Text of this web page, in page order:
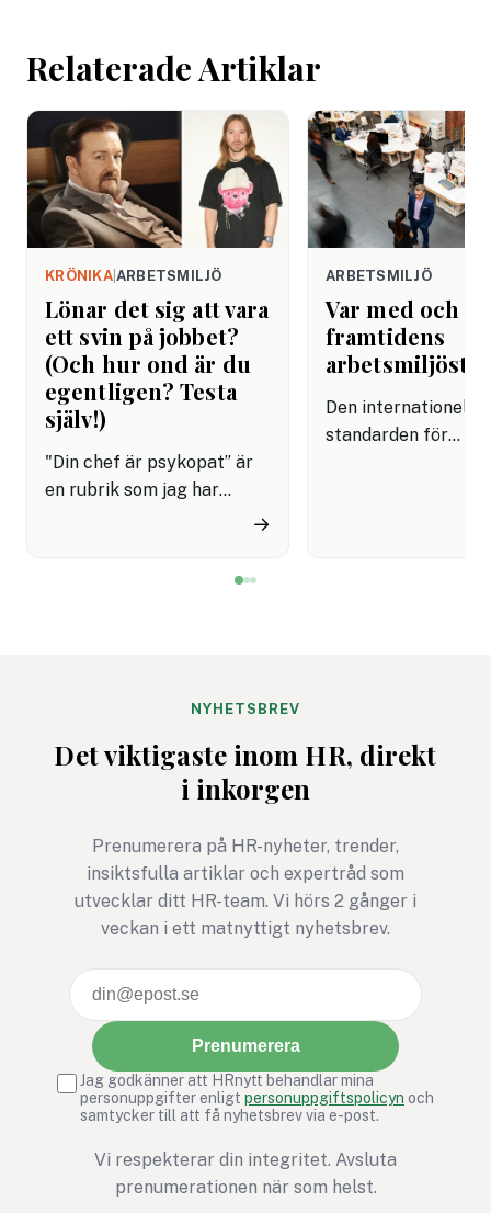
Relaterade Artiklar
KRÖNIKA| ARBETSMILJÖ
Lönar det sig att vara
ett svin på jobbet?
(Och hur ond är du
egentligen? Testa
själv!)
"Din chef är psykopat” är
en rubrik som jag har
har jag bildsatt den med
Cards”. Han är den ultimata
beteendevetare kallar
”Den mörka triaden” –
människans tre mest
destruktiva drag:
narcissism, psykopati och
machiavellianism (en
attityd).
→
ARBETSMILJÖ
Var med och
framtidens
Den internationella
standarden för
över.
NYHETSBREV
Det viktigaste inom HR, direkt
i inkorgen
Prenumerera på HR-nyheter, trender,
insiktsfulla artiklar och expertråd som
utvecklar ditt HR-team. Vi hörs 2 gånger i
veckan i ett matnyttigt nyhetsbrev.
Prenumerera
Jag godkänner att HRnytt behandlar mina
personuppgifter enligt personuppgiftspolicyn och
samtycker till att få nyhetsbrev via e-post.
Vi respekterar din integritet. Avsluta
prenumerationen när som helst.